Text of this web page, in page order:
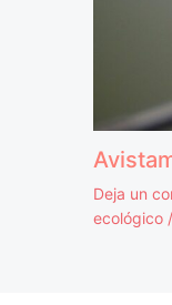
Deja un
ecológico/